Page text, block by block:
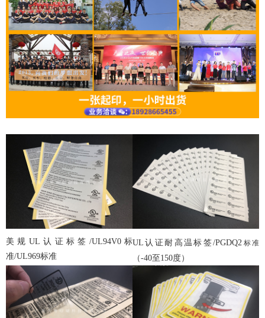
美规UL认证标签/UL94V0标
准/UL969标准
UL认证耐高温标签/PGDQ2 标准
（-40至150度）